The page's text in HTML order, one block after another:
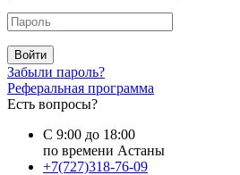
Войти
Забыли пароль?
Реферальная программа
Есть вопросы?
С 9:00 до 18:00
по времени Астаны
+7(727)318-76-09